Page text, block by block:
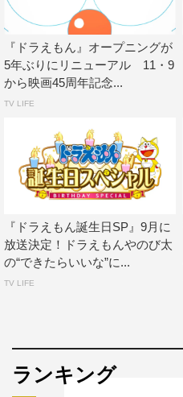
『ドラえもん』オープニングが
5年ぶりにリニューアル 11・9
から映画45周年記念...
TV LIFE
『ドラえもん誕生日SP』9月に
放送決定！ドラえもんやのび太
の“できたらいいな”に...
TV LIFE
ランキング